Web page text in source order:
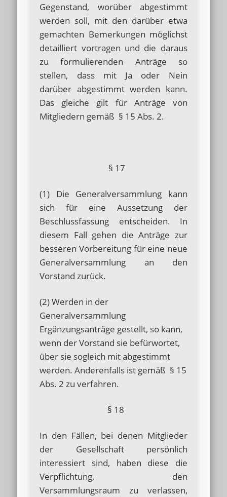
Gegenstand, worüber abgestimmt
werden soll, mit den darüber etwa
gemachten Bemerkungen möglichst
detailliert vortragen und die daraus
zu formulierenden Anträge so
stellen, dass mit Ja oder Nein
darüber abgestimmt werden kann.
Das gleiche gilt für Anträge von
Mitgliedern gemäß § 15 Abs. 2.
§ 17
(1) Die Generalversammlung kann
sich für eine Aussetzung der
Beschlussfassung entscheiden. In
diesem Fall gehen die Anträge zur
besseren Vorbereitung für eine neue
Generalversammlung an den
Vorstand zurück.
(2) Werden in der
Generalversammlung
Ergänzungsanträge gestellt, so kann,
wenn der Vorstand sie befürwortet,
über sie sogleich mit abgestimmt
werden. Anderenfalls ist gemäß § 15
Abs. 2 zu verfahren.
§ 18
In den Fällen, bei denen Mitglieder
der Gesellschaft persönlich
interessiert sind, haben diese die
Verpflichtung, den
Versammlungsraum zu verlassen,